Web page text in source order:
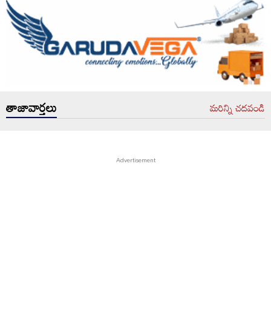
తాజావార్తలు మరిన్ని చదవండి